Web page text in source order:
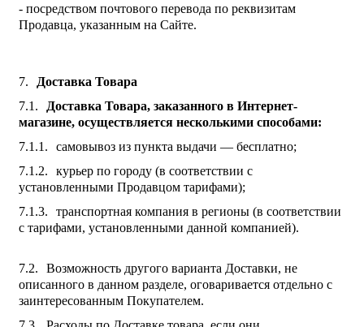
- посредством почтового перевода по реквизитам
Продавца, указанным на Сайте.
Доставка Товара
Доставка Товара, заказанного в Интернет-
магазине, осуществляется несколькими способами:
самовывоз из пункта выдачи — бесплатно;
курьер по городу (в соответствии с
установленными Продавцом тарифами);
транспортная компания в регионы (в соответствии
с тарифами, установленными данной компанией).
Возможность другого варианта Доставки, не
описанного в данном разделе, оговаривается отдельно с
заинтересованным Покупателем.